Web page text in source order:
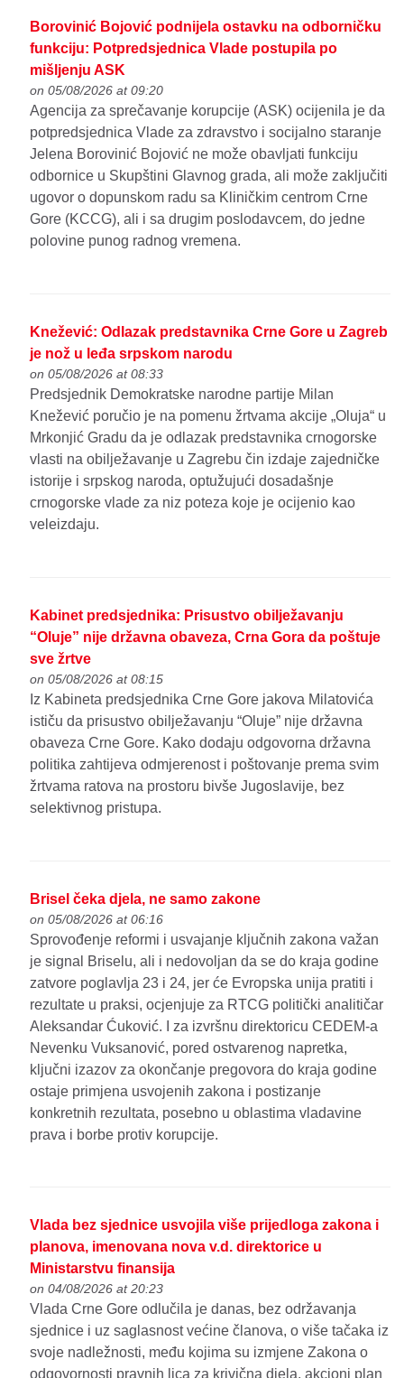
Borovinić Bojović podnijela ostavku na odborničku
funkciju: Potpredsjednica Vlade postupila po
mišljenju ASK
on 05/08/2026 at 09:20
Agencija za sprečavanje korupcije (ASK) ocijenila je da
potpredsjednica Vlade za zdravstvo i socijalno staranje
Jelena Borovinić Bojović ne može obavljati funkciju
odbornice u Skupštini Glavnog grada, ali može zaključiti
ugovor o dopunskom radu sa Kliničkim centrom Crne
Gore (KCCG), ali i sa drugim poslodavcem, do jedne
polovine punog radnog vremena.
Knežević: Odlazak predstavnika Crne Gore u Zagreb
je nož u leđa srpskom narodu
on 05/08/2026 at 08:33
Predsjednik Demokratske narodne partije Milan
Knežević poručio je na pomenu žrtvama akcije „Oluja“ u
Mrkonjić Gradu da je odlazak predstavnika crnogorske
vlasti na obilježavanje u Zagrebu čin izdaje zajedničke
istorije i srpskog naroda, optužujući dosadašnje
crnogorske vlade za niz poteza koje je ocijenio kao
veleizdaju.
Kabinet predsjednika: Prisustvo obilježavanju
“Oluje” nije državna obaveza, Crna Gora da poštuje
sve žrtve
on 05/08/2026 at 08:15
Iz Kabineta predsjednika Crne Gore jakova Milatovića
ističu da prisustvo obilježavanju “Oluje” nije državna
obaveza Crne Gore. Kako dodaju odgovorna državna
politika zahtijeva odmjerenost i poštovanje prema svim
žrtvama ratova na prostoru bivše Jugoslavije, bez
selektivnog pristupa.
Brisel čeka djela, ne samo zakone
on 05/08/2026 at 06:16
Sprovođenje reformi i usvajanje ključnih zakona važan
je signal Briselu, ali i nedovoljan da se do kraja godine
zatvore poglavlja 23 i 24, jer će Evropska unija pratiti i
rezultate u praksi, ocjenjuje za RTCG politički analitičar
Aleksandar Ćuković. I za izvršnu direktoricu CEDEM-a
Nevenku Vuksanović, pored ostvarenog napretka,
ključni izazov za okončanje pregovora do kraja godine
ostaje primjena usvojenih zakona i postizanje
konkretnih rezultata, posebno u oblastima vladavine
prava i borbe protiv korupcije.
Vlada bez sjednice usvojila više prijedloga zakona i
planova, imenovana nova v.d. direktorice u
Ministarstvu finansija
on 04/08/2026 at 20:23
Vlada Crne Gore odlučila je danas, bez održavanja
sjednice i uz saglasnost većine članova, o više tačaka iz
svoje nadležnosti, među kojima su izmjene Zakona o
odgovornosti pravnih lica za krivična djela, akcioni plan